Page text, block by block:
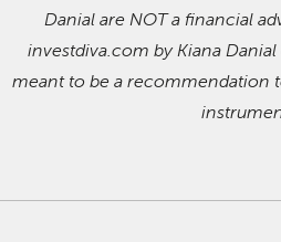
Danial are NOT a financial
investdiva.com by Kiana
meant to be a recommendation